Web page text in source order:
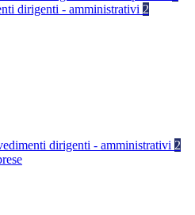
dirigenti - amministrativi 2
dirigenti - amministrativi 2